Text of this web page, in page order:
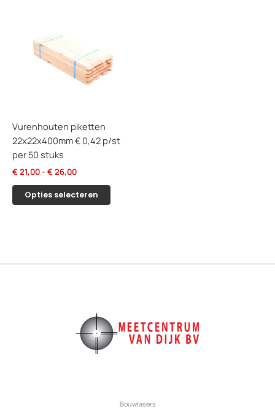
Vurenhouten piketten
22x22x400mm € 0,42 p/st
per 50 stuks
€ 21,00- € 26,00Prijsklasse:
tot
€ 26,00
Opties selecteren
Dit
product
op
de
Bouwlasers